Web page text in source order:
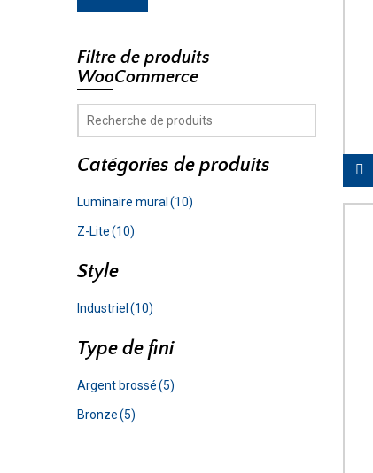
Filtre de produits
WooCommerce
Catégories de produits
Luminaire mural (10)
Z-Lite(10)
Style
Industriel (10)
Type de fini
Argent brossé(5)
Bronze(5)